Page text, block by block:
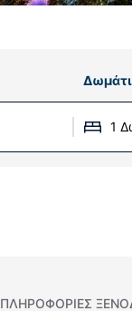
1
ΠΛΗΡΟΦΟΡΊΕΣ